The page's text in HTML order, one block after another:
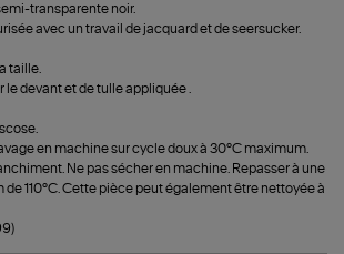
transparente noir.
avec un travail de jacquard et de seersucker.
taille.
le devant et de tulle appliquée .
en machine sur cycle doux à 30°C maximum.
Ne pas sécher en machine. Repasser à une
110°C. Cette pièce peut également être nettoyée à